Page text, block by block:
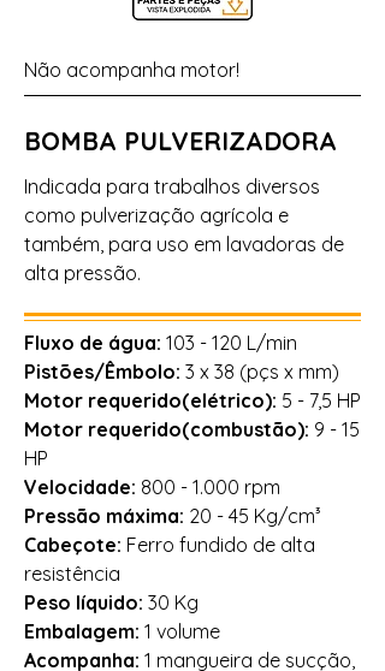
Não acompanha motor!
BOMBA PULVERIZADORA
Indicada para trabalhos diversos
como pulverização agrícola e
também, para uso em lavadoras de
alta pressão.
Fluxo de água: 103 - 120 L/min
Pistões/Êmbolo: 3 x 38 (pçs x mm)
Motor requerido(elétrico): 5 - 7,5 HP
Motor requerido(combustão): 9 - 15
HP
Velocidade: 800 - 1.000 rpm
Pressão máxima: 20 - 45 Kg/cm³
Cabeçote: Ferro fundido de alta
resistência
Peso líquido: 30 Kg
Embalagem: 1 volume
Acompanha: 1 mangueira de sucção,